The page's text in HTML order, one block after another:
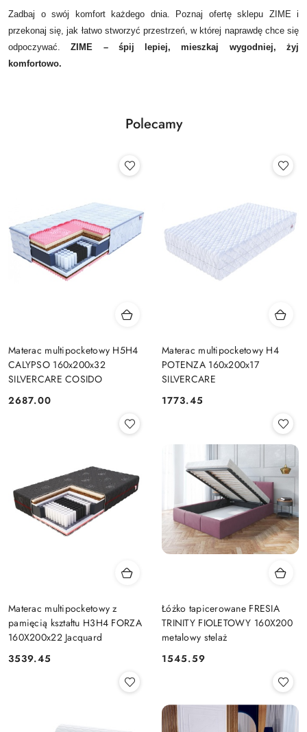
Zadbaj o swój komfort każdego dnia. Poznaj ofertę sklepu ZIME i
przekonaj się, jak łatwo stworzyć przestrzeń, w której naprawdę chce się
odpoczywać.ZIME – śpij lepiej, mieszkaj wygodniej, żyj
komfortowo.
Polecamy
Materac multipocketowy H5H4
CALYPSO 160x200x32
SILVERCARE COSIDO
Cena:
2687.00
Materac multipocketowy H4
POTENZA 160x200x17
SILVERCARE
Cena:
1773.45
Materac multipocketowy z
pamięcią kształtu H3H4 FORZA
160X200x22 Jacquard
Cena:
3539.45
Łóżko tapicerowane FRESIA
TRINITY FIOLETOWY 160X200
metalowy stelaż
Cena:
1545.59